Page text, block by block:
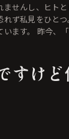
せんし、ヒト
ひとつ。 デザインは、
パ」や「コス
すけど